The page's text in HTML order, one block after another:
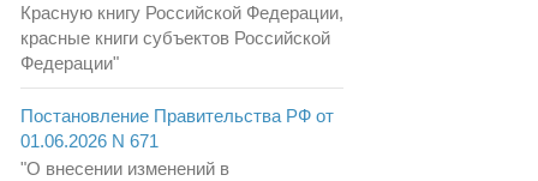
Красную книгу Российской Федерации,
красные книги субъектов Российской
Федерации"
Постановление Правительства РФ от
01.06.2026 N 671
"О внесении изменений в